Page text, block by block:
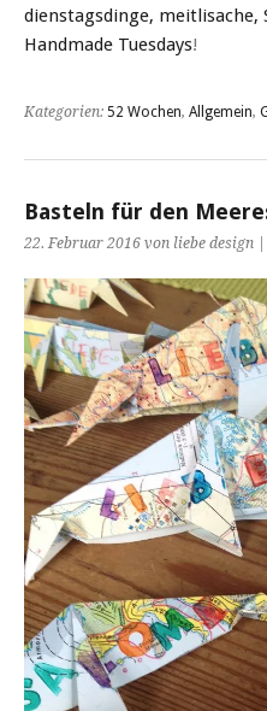
dienstagsdinge, meitlisache,
Handmade Tuesdays!
Kategorien: 52 Wochen, Allgemein,
Basteln für den
22. Februar 2016 von liebe design |